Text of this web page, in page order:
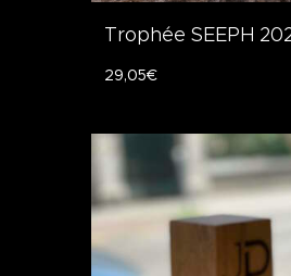
Trophée SEEPH
29,05€